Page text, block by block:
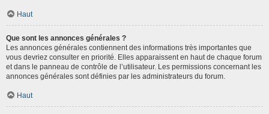
Haut
Que sont les annonces générales ?
Les annonces générales contiennent des informations très importantes que
vous devriez consulter en priorité. Elles apparaissent en haut de chaque forum
et dans le panneau de contrôle de l’utilisateur. Les permissions concernant les
annonces générales sont définies par les administrateurs du forum.
Haut